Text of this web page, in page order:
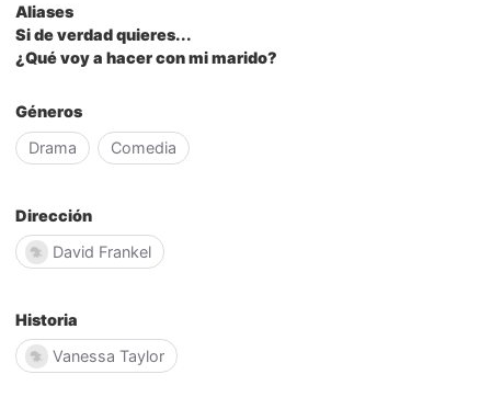
Aliases
Si de verdad quieres...
¿Qué voy a hacer con mi marido?
Géneros
Drama
Comedia
Dirección
David Frankel
Historia
Vanessa Taylor